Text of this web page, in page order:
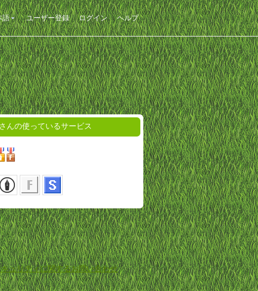
語 ユーザー登録 ログイン ヘルプ
んの使っているサービス
ュリティに関するお問い合わせ